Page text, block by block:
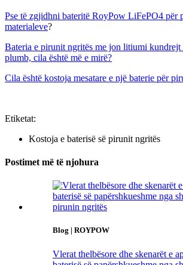
Pse të zgjidhni bateritë RoyPow LiFePO4 për
materialeve?
Bateria e pirunit ngritës me jon litiumi kundrejt
plumb, cila është më e mirë?
Cila është kostoja mesatare e një baterie për
Etiketat:
Kostoja e baterisë së pirunit ngritës
Postimet më të njohura
Blog | ROYPOW
Vlerat thelbësore dhe skenarët e